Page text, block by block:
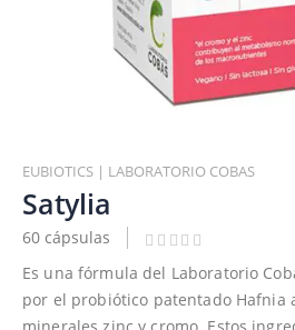
al
comienzo
de
la
galería
imágenes
EUBIOTICS | LABORATORIO COBAS
Satylia
60 cápsulas
Es una fórmula del Laboratorio
por el probiótico patentado Hafnia